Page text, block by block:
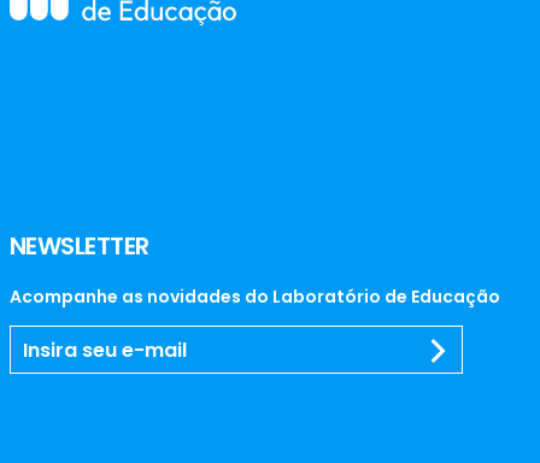
NEWSLETTER
Acompanhe as novidades do Laboratório de Educação